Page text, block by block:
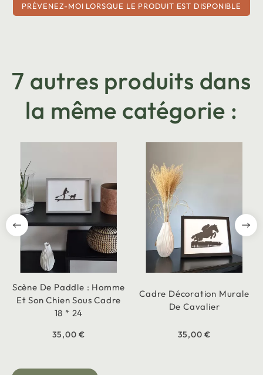
PRÉVENEZ-MOI LORSQUE LE PRODUIT EST DISPONIBLE
7 autres produits dans
la même catégorie :
Scène De Paddle : Homme
Et Son Chien Sous Cadre
18 * 24
35,00 €
Cadre Décoration Murale
De Cavalier
35,00 €